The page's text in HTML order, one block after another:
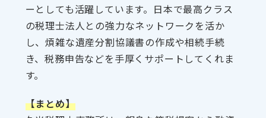
ーとしても活躍しています。日本で最高クラス
の税理士法人との強力なネットワークを活か
し、煩雑な遺産分割協議書の作成や相続手続
き、税務申告などを手厚くサポートしてくれま
す。
【まとめ】